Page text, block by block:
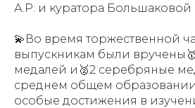
А.Р. и куратора Большаковой
💫Во время торжественной
выпускникам были
медалей и🥈2 серебряные
среднем общем
особые достижения в